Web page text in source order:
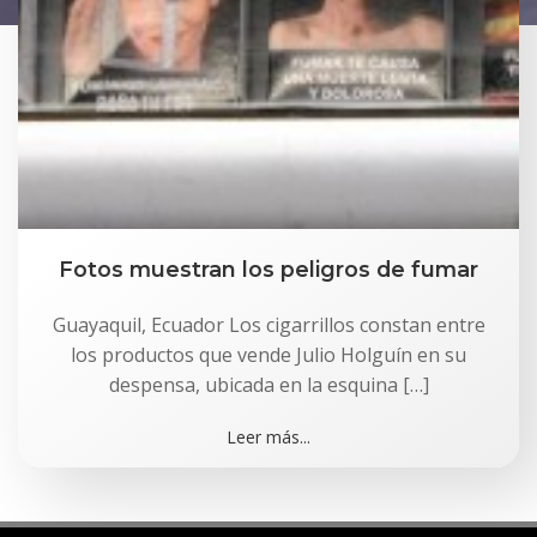
Fotos muestran los peligros de fumar
Guayaquil, Ecuador Los cigarrillos constan entre
los productos que vende Julio Holguín en su
despensa, ubicada en la esquina […]
Leer más...